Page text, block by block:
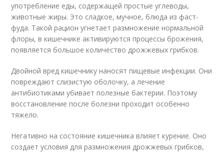
употребление еды, содержащей простые углеводы,
животные жиры. Это сладкое, мучное, блюда из фаст-
фуда. Такой рацион угнетает размножение нормальной
флоры, в кишечнике активируются процессы брожения,
появляется большое количество дрожжевых грибков.
Двойной вред кишечнику наносят пищевые инфекции. Они
повреждают слизистую оболочку, а лечение
антибиотиками убивает полезные бактерии. Поэтому
восстановление после болезни проходит особенно
тяжело.
Негативно на состояние кишечника влияет курение. Оно
создает условия для размножения дрожжевых грибков,